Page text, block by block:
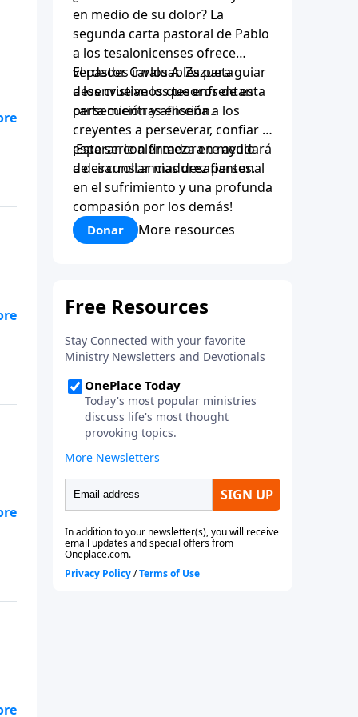
en medio de su dolor? La
segunda carta pastoral de Pablo
a los tesalonicenses ofrece
verdades invaluables para guiar
a los cristianos que enfrentan
persecución y aflicción.
El pastor Carlos A. Zazueta
desenvuelve los tesoros de esta
carta mientras enseña a los
creyentes a perseverar, confiar y
esperar con firmeza en medio
de circunstancias desafiantes.
¡Esta serie alentadora te ayudará
a desarrollar madurez personal
en el sufrimiento y una profunda
compasión por los demás!
Donar More resources